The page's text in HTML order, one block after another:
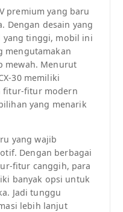
premium yang baru
Dengan desain yang
yang tinggi, mobil ini
mengutamakan
mewah. Menurut
30 memiliki
fitur-fitur modern
yang menarik
yang wajib
Dengan berbagai
fitur canggih, para
banyak opsi untuk
Jadi tunggu
lebih lanjut